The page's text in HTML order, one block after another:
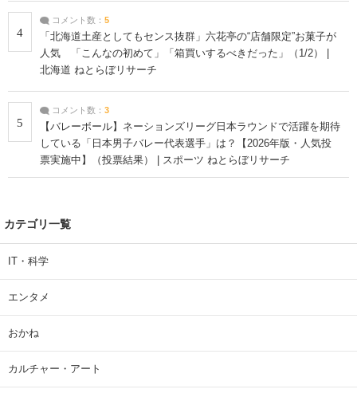
4
コメント数： 5
「北海道土産としてもセンス抜群」六花亭の“店舗限定”お菓子が
人気 「こんなの初めて」「箱買いするべきだった」（1/2） |
北海道 ねとらぼリサーチ
5
コメント数： 3
【バレーボール】ネーションズリーグ日本ラウンドで活躍を期待
している「日本男子バレー代表選手」は？【2026年版・人気投
票実施中】（投票結果） | スポーツ ねとらぼリサーチ
カテゴリ一覧
IT・科学
エンタメ
おかね
カルチャー・アート